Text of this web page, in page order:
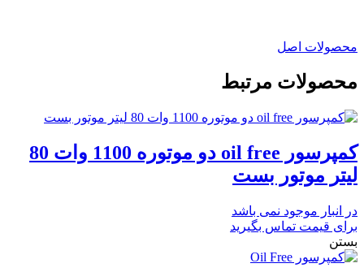
محصولات اصل
محصولات مرتبط
کمپرسور oil free دو موتوره 1100 وات 80
لیتر موتور بست
در انبار موجود نمی باشد
برای قیمت تماس بگیرید
بستن